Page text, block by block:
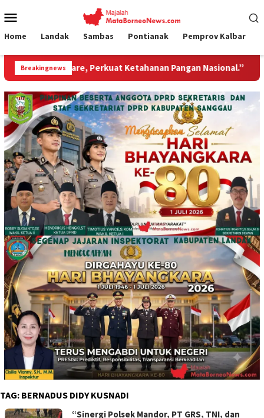
ke
Mobile
Home Landak Sambas Pontianak Pemprov Kalbar
Breakingnews
Ketahanan Pangan Nasional.” Jembatan
TAG: BERNADUS DIDY KUSNADI
“Sinergi Polsek Mandor, PT GRS, TNI, dan